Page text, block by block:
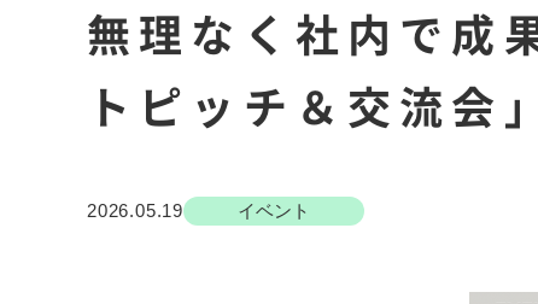
無理なく社内で成
トピッチ＆交流会
2026.05.19 イベント